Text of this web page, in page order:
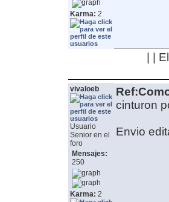
Karma: 2
| |
vivaloeb
Usuario
Senior en el
foro
Mensajes:
250
Karma: 2
cinturon
Envio